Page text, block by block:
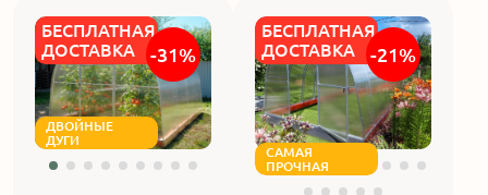
Отзывы
Вопросы
Гарантии
БЕСПЛАТНАЯ
ДОСТАВКА
ДВОЙНЫЕ
ДУГИ
-31%
БЕСПЛАТНАЯ
ДОСТАВКА
САМАЯ
ПРОЧНАЯ
-21%